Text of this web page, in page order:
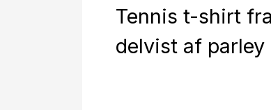
Tennis t-shirt
delvist af